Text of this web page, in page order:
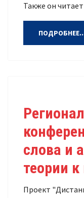
Также он
слова и
теории
Проект